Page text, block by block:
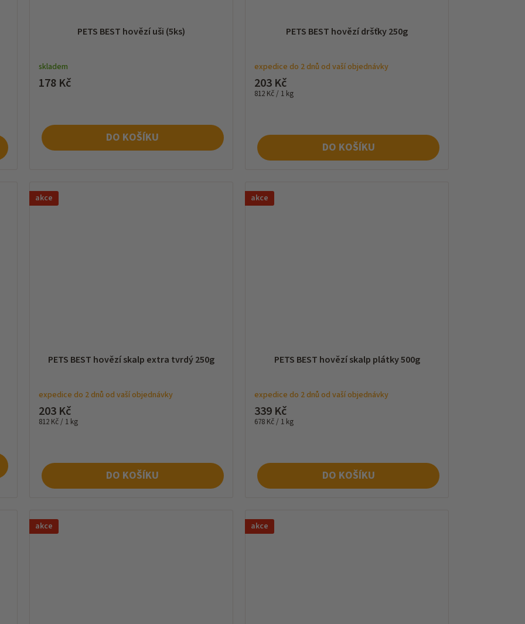
PETS BEST hovězí uši (5ks)
skladem
178 Kč
DO KOŠÍKU
PETS BEST hovězí dršťky 250g
expedice do 2 dnů od vaší objednávky
203 Kč
Měrná
812 Kč / 1 kg
DO KOŠÍKU
akce
PETS BEST hovězí skalp extra tvrdý 250g
expedice do 2 dnů od vaší objednávky
203 Kč
Měrná
812 Kč / 1 kg
DO KOŠÍKU
akce
PETS BEST hovězí skalp plátky 500g
expedice do 2 dnů od vaší objednávky
339 Kč
Měrná
678 Kč / 1 kg
DO KOŠÍKU
akce akce